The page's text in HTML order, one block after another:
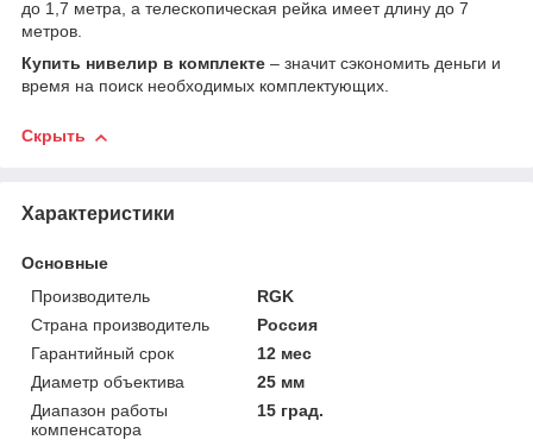
до 1,7 метра, а телескопическая рейка имеет длину до 7
метров.
Купить нивелир в комплекте – значит сэкономить деньги и
время на поиск необходимых комплектующих.
Скрыть
Характеристики
Основные
Производитель
RGK
Страна производитель
Россия
Гарантийный срок
12 мес
Диаметр объектива
25 мм
Диапазон работы
компенсатора
15 град.